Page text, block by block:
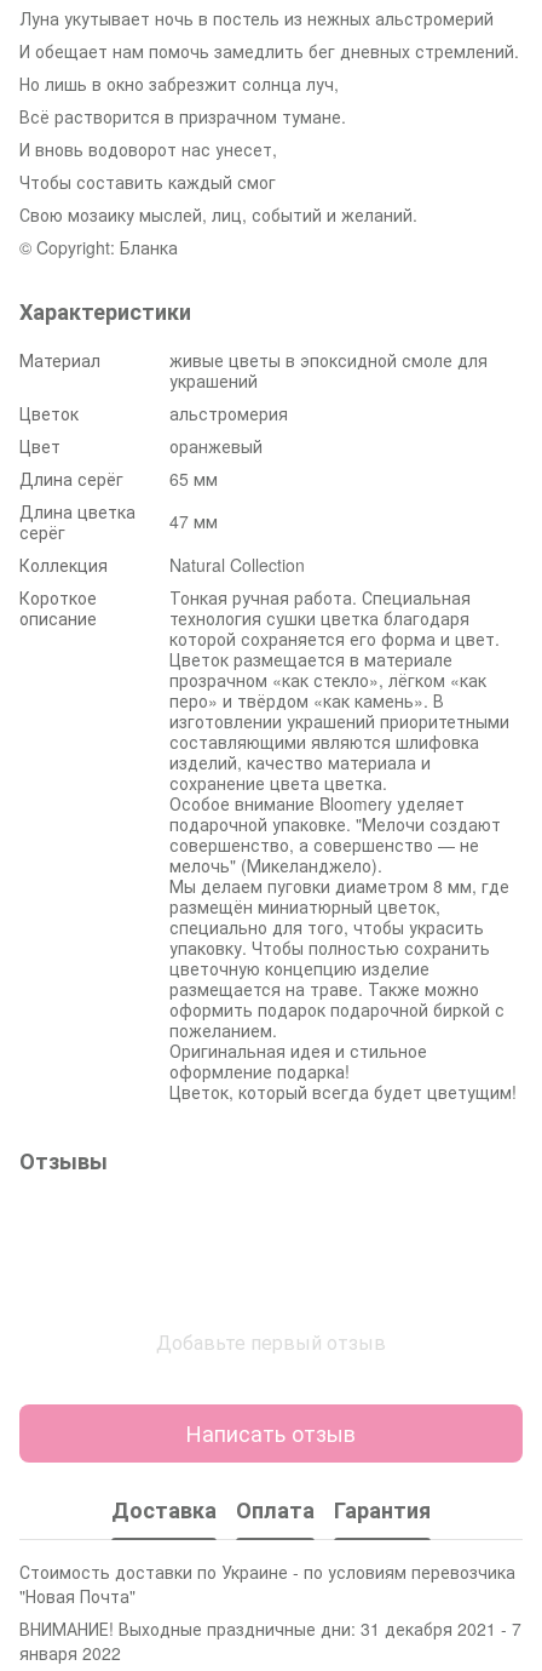
Луна укутывает ночь в постель из нежных альстромерий
И обещает нам помочь замедлить бег дневных стремлений.
Но лишь в окно забрезжит солнца луч,
Всё растворится в призрачном тумане.
И вновь водоворот нас унесет,
Чтобы составить каждый смог
Свою мозаику мыслей, лиц, событий и желаний.
© Copyright: Бланка
Характеристики
Материал
живые цветы в эпоксидной смоле для
украшений
Цветок
альстромерия
Цвет
оранжевый
Длина серёг
65 мм
Длина цветка
серёг
47 мм
Коллекция
Natural Collection
Короткое
описание
Тонкая ручная работа. Специальная
технология сушки цветка благодаря
которой сохраняется его форма и цвет.
Цветок размещается в материале
прозрачном «как стекло», лёгком «как
перо» и твёрдом «как камень». В
изготовлении украшений приоритетными
составляющими являются шлифовка
изделий, качество материала и
сохранение цвета цветка.
Особое внимание Bloomery уделяет
подарочной упаковке. "Мелочи создают
совершенство, а совершенство — не
мелочь" (Микеланджело).
Мы делаем пуговки диаметром 8 мм, где
размещён миниатюрный цветок,
специально для того, чтобы украсить
упаковку. Чтобы полностью сохранить
цветочную концепцию изделие
размещается на траве. Также можно
оформить подарок подарочной биркой с
пожеланием.
Оригинальная идея и стильное
оформление подарка!
Цветок, который всегда будет цветущим!
Отзывы
Добавьте первый отзыв
Написать отзыв
Доставка Оплата Гарантия
Стоимость доставки по Украине - по условиям перевозчика
"Новая Почта"
ВНИМАНИЕ! Выходные праздничные дни: 31 декабря 2021 - 7
января 2022